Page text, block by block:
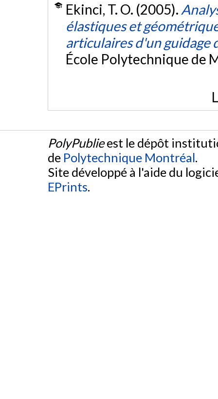
Ekinci, T. O. (2005).
élastiques et
articulaires d'un guidage
École Polytechnique de
PolyPublieest le dépôt
de Polytechnique Montréal.
Site développé à l'aide du
EPrints.